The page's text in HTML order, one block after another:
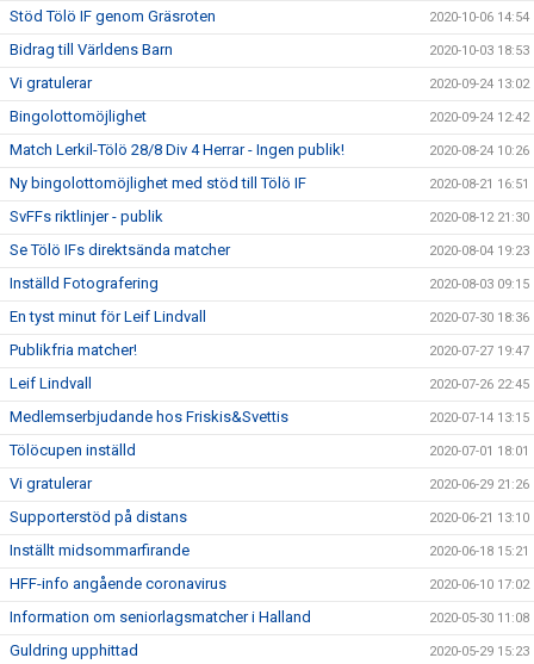
Stöd Tölö IF genom Gräsroten 2020-10-06 14:54
Bidrag till Världens Barn 2020-10-03 18:53
Vi gratulerar 2020-09-24 13:02
Bingolottomöjlighet 2020-09-24 12:42
Match Lerkil-Tölö 28/8 Div 4 Herrar - Ingen publik! 2020-08-24 10:26
Ny bingolottomöjlighet med stöd till Tölö IF 2020-08-21 16:51
SvFFs riktlinjer - publik 2020-08-12 21:30
Se Tölö IFs direktsända matcher 2020-08-04 19:23
Inställd Fotografering 2020-08-03 09:15
En tyst minut för Leif Lindvall 2020-07-30 18:36
Publikfria matcher! 2020-07-27 19:47
Leif Lindvall 2020-07-26 22:45
Medlemserbjudande hos Friskis&Svettis 2020-07-14 13:15
Tölöcupen inställd 2020-07-01 18:01
Vi gratulerar 2020-06-29 21:26
Supporterstöd på distans 2020-06-21 13:10
Inställt midsommarfirande 2020-06-18 15:21
HFF-info angående coronavirus 2020-06-10 17:02
Information om seniorlagsmatcher i Halland 2020-05-30 11:08
Guldring upphittad 2020-05-29 15:23